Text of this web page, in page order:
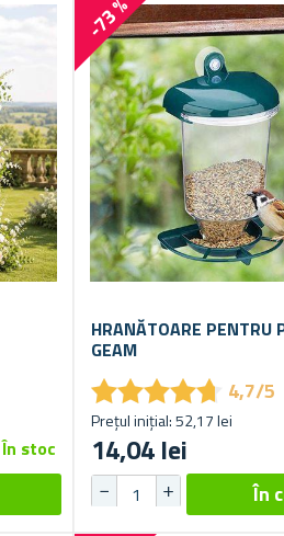
În stoc
-73 %
HRANĂTOARE PENTRU
GEAM
★★★★★
★★★★★ 4,7/5
Prețul inițial: 52,17 lei
14,04 lei